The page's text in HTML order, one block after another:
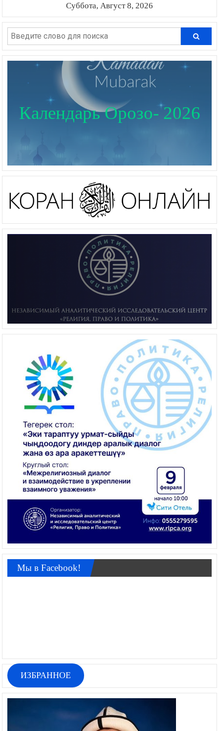
Суббота, Август 8, 2026
Календарь Орозо- 2026
Мы в Facebook!
ИЗБРАННОЕ